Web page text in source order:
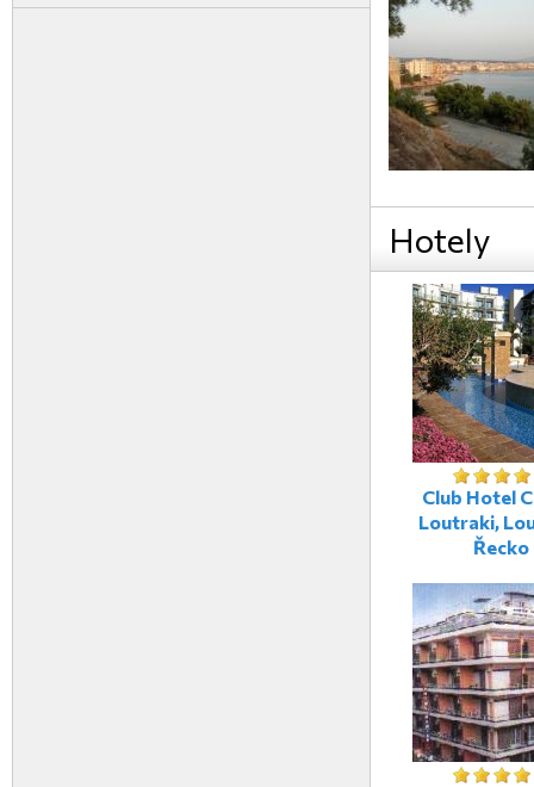
Hotely
Club Hotel
Loutraki,
Řecko